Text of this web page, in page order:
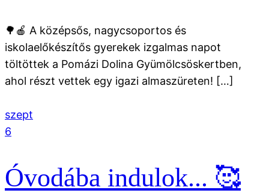
🌳🍎 A középsős, nagycsoportos és
iskolaelőkészítős gyerekek izgalmas napot
töltöttek a Pomázi Dolina Gyümölcsöskertben,
ahol részt vettek egy igazi almaszüreten! […]
szept
6
Óvodába indulok... 🥰